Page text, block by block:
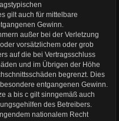
gilt auch für mittelbare
Gewinn.
außer bei der Verletzung
vorsätzlichem oder grob
auf die bei Vertragsschluss
und im Übrigen der Höhe
begrenzt. Dies
entgangenen Gewinn.
a bis c gilt sinngemäß auch
des Betreibers.
nationalem Recht